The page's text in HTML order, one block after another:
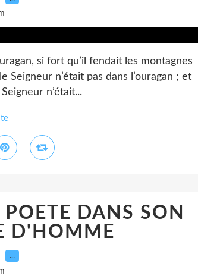
si fort qu’il fendait les montagnes
n’était pas dans l’ouragan ; et
n’était...
DANS SON
D'HOMME
…